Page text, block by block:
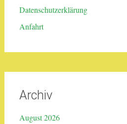
Datenschutzerklärung
Anfahrt
Archiv
August 2026